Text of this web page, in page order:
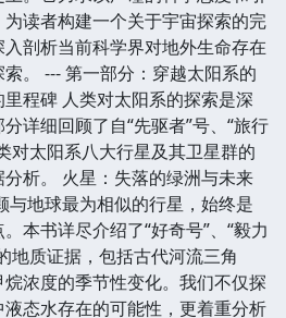
读者构建一个关于宇宙探索的完
剖析当前科学界对地外生命存在
。 --- 第一部分：穿越太阳系的
程碑 人类对太阳系的探索是深
详细回顾了自“先驱者”号、“旅行
对太阳系八大行星及其卫星群的
析。 火星：失落的绿洲与未来
与地球最为相似的行星，始终是
本书详尽介绍了“好奇号”、“毅力
地质证据，包括古代河流三角
浓度的季节性变化。我们不仅探
态水存在的可能性，更着重分析